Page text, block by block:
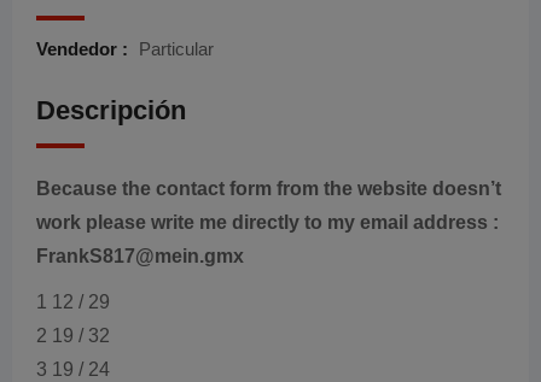
Vendedor : Particular
Descripción
Because the contact form from the website doesn’t
work please write me directly to my email address :
FrankS817@mein.gmx
1 12 / 29
2 19 / 32
3 19 / 24